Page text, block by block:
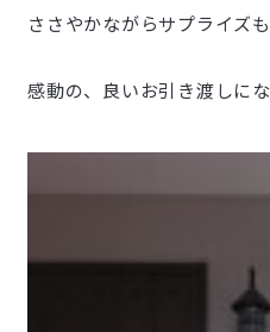
ささやかながらサプライズ
感動の、良いお引き渡しに